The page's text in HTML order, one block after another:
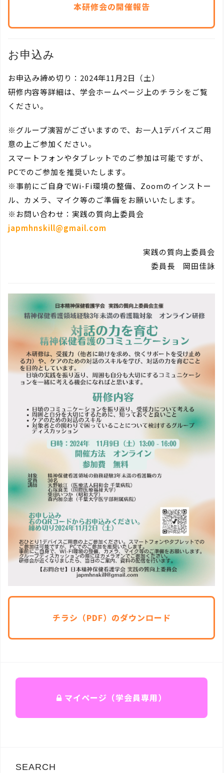
本研修会の開催報告
お申込み
お申込み締め切り：2024年11月2日（土）
研修内容等詳細は、学会ホームページ上のチラシをご覧
ください。
※グループ演習がございますので、お一人1デバイスご用
意の上ご参加ください。
スマートフォンやタブレットでのご参加は可能ですが、
PCでのご参加を推奨いたします。
※事前にご自身でWi-Fi環境の整備、Zoomのインストー
ル、カメラ、マイク等のご準備をお願いいたします。
※お問い合わせ：実践の質向上委員会
japmhnskill@gmail.com
実践の質向上委員会
委員長 岡田佳詠
チラシ（PDF）のダウンロード
マイページ（学会員専用）
SEARCH